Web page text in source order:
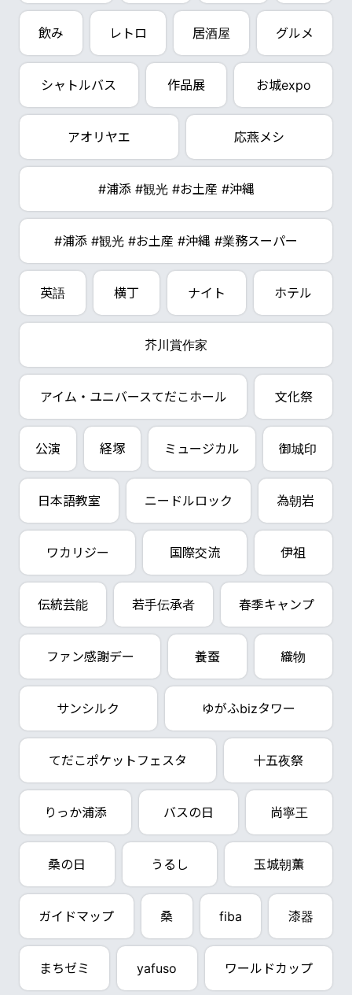
飲み レトロ 居酒屋 グルメ
シャトルバス 作品展 お城expo
アオリヤエ 応燕メシ
#浦添 #観光 #お土産 #沖縄
#浦添 #観光 #お土産 #沖縄 #業務スーパー
英語 横丁 ナイト ホテル
芥川賞作家
アイム・ユニバースてだこホール 文化祭
公演 経塚 ミュージカル 御城印
日本語教室 ニードルロック 為朝岩
ワカリジー 国際交流 伊祖
伝統芸能 若手伝承者 春季キャンプ
ファン感謝デー 養蚕 織物
サンシルク ゆがふbizタワー
てだこポケットフェスタ 十五夜祭
りっか浦添 バスの日 尚寧王
桑の日 うるし 玉城朝薫
ガイドマップ 桑 fiba 漆器
まちゼミ yafuso ワールドカップ